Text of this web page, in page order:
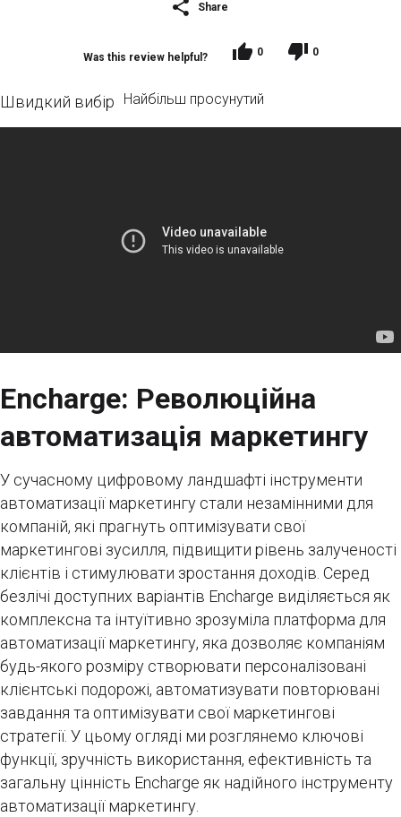
Share
Was this review helpful? 0 0
Швидкий вибір Найбільш просунутий
Encharge: Революційна
автоматизація маркетингу
У сучасному цифровому ландшафті інструменти
автоматизації маркетингу стали незамінними для
компаній, які прагнуть оптимізувати свої
маркетингові зусилля, підвищити рівень залученості
клієнтів і стимулювати зростання доходів. Серед
безлічі доступних варіантів Encharge виділяється як
комплексна та інтуїтивно зрозуміла платформа для
автоматизації маркетингу, яка дозволяє компаніям
будь-якого розміру створювати персоналізовані
клієнтські подорожі, автоматизувати повторювані
завдання та оптимізувати свої маркетингові
стратегії. У цьому огляді ми розглянемо ключові
функції, зручність використання, ефективність та
загальну цінність Encharge як надійного інструменту
автоматизації маркетингу.